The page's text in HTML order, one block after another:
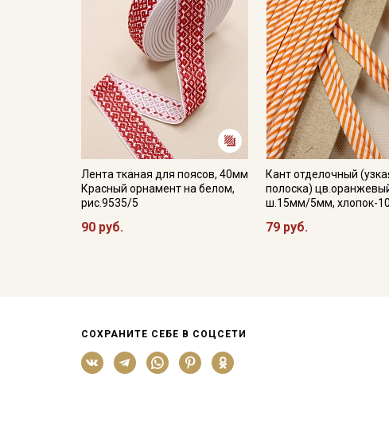
Лента тканая для поясов, 40мм
Красный орнамент на белом,
рис.9535/5
90 руб.
Кант отделочный
полоска)
ш.15мм/5мм, хлопок-
79 руб.
СОХРАНИТЕ СЕБЕ В СОЦСЕТИ